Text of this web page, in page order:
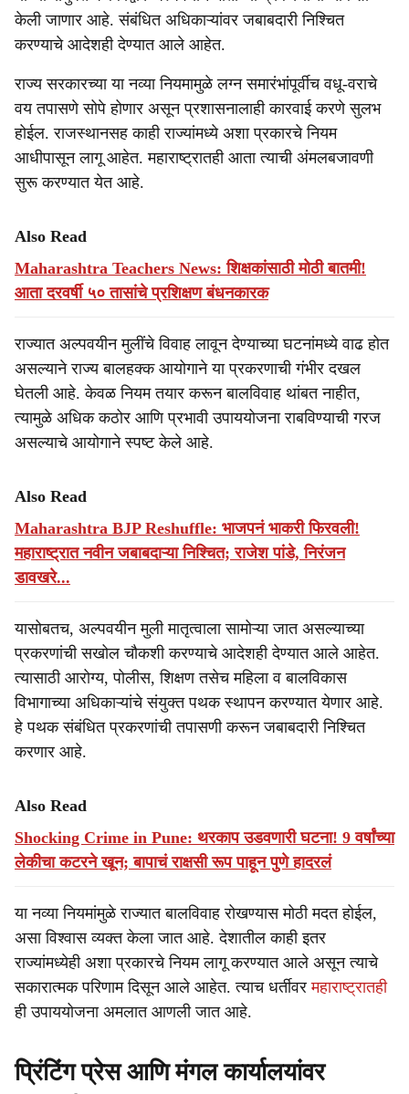
केली जाणार आहे. संबंधित अधिकाऱ्यांवर जबाबदारी निश्चित
करण्याचे आदेशही देण्यात आले आहेत.
राज्य सरकारच्या या नव्या नियमामुळे लग्न समारंभांपूर्वीच वधू-वराचे
वय तपासणे सोपे होणार असून प्रशासनालाही कारवाई करणे सुलभ
होईल. राजस्थानसह काही राज्यांमध्ये अशा प्रकारचे नियम
आधीपासून लागू आहेत. महाराष्ट्रातही आता त्याची अंमलबजावणी
सुरू करण्यात येत आहे.
Also Read
Maharashtra Teachers News: शिक्षकांसाठी मोठी बातमी!
आता दरवर्षी ५० तासांचे प्रशिक्षण बंधनकारक
राज्यात अल्पवयीन मुलींचे विवाह लावून देण्याच्या घटनांमध्ये वाढ होत
असल्याने राज्य बालहक्क आयोगाने या प्रकरणाची गंभीर दखल
घेतली आहे. केवळ नियम तयार करून बालविवाह थांबत नाहीत,
त्यामुळे अधिक कठोर आणि प्रभावी उपाययोजना राबविण्याची गरज
असल्याचे आयोगाने स्पष्ट केले आहे.
Also Read
Maharashtra BJP Reshuffle: भाजपनं भाकरी फिरवली!
महाराष्ट्रात नवीन जबाबदाऱ्या निश्चित; राजेश पांडे, निरंजन
डावखरे...
यासोबतच, अल्पवयीन मुली मातृत्वाला सामोऱ्या जात असल्याच्या
प्रकरणांची सखोल चौकशी करण्याचे आदेशही देण्यात आले आहेत.
त्यासाठी आरोग्य, पोलीस, शिक्षण तसेच महिला व बालविकास
विभागाच्या अधिकाऱ्यांचे संयुक्त पथक स्थापन करण्यात येणार आहे.
हे पथक संबंधित प्रकरणांची तपासणी करून जबाबदारी निश्चित
करणार आहे.
Also Read
Shocking Crime in Pune: थरकाप उडवणारी घटना! 9 वर्षांच्या
लेकीचा कटरने खून; बापाचं राक्षसी रूप पाहून पुणे हादरलं
या नव्या नियमांमुळे राज्यात बालविवाह रोखण्यास मोठी मदत होईल,
असा विश्वास व्यक्त केला जात आहे. देशातील काही इतर
राज्यांमध्येही अशा प्रकारचे नियम लागू करण्यात आले असून त्याचे
सकारात्मक परिणाम दिसून आले आहेत. त्याच धर्तीवरमहाराष्ट्रातही
ही उपाययोजना अमलात आणली जात आहे.
प्रिंटिंग प्रेस आणि मंगल कार्यालयांवर